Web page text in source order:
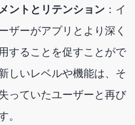
ントとリテンション ：イ
ザーがアプリとより深く
することを促すことがで
しいレベルや機能は、そ
っていたユーザーと再び
。